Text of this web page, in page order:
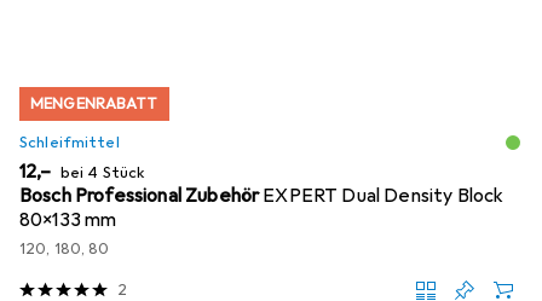
MENGENRABATT
Schleifmittel
EUR
12,– bei 4 Stück
Bosch Professional ZubehörEXPERT Dual Density Block
80x133 mm
120, 180, 80
2